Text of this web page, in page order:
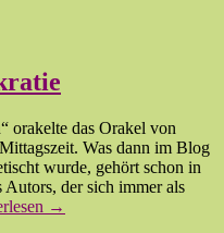
orakelte das Orakel von
Was dann im Blog
wurde, gehört schon in
Autors, der sich immer als
→